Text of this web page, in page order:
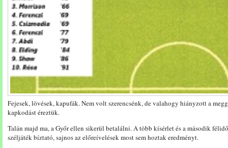
Fejesek, lövések, kapufák. Nem volt szerencsénk, de valahogy hiányzott a
kapkodást éreztük.
Talán majd ma, a Győr ellen sikerül betalálni. A több kísérlet és a második
széljáték bíztató, sajnos az előreívelések most sem hoztak eredményt.